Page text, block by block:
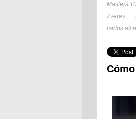
Masters
Zverev
carlos